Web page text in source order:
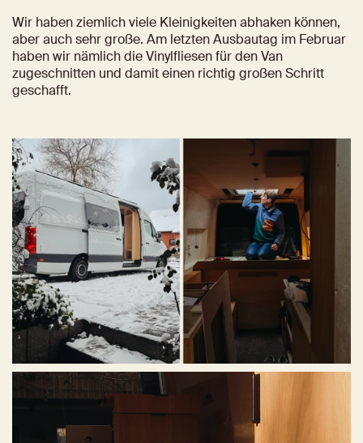
Wir haben ziemlich viele Kleinigkeiten abhaken können,
aber auch sehr große. Am letzten Ausbautag im Februar
haben wir nämlich die Vinylfliesen für den Van
zugeschnitten und damit einen richtig großen Schritt
geschafft.